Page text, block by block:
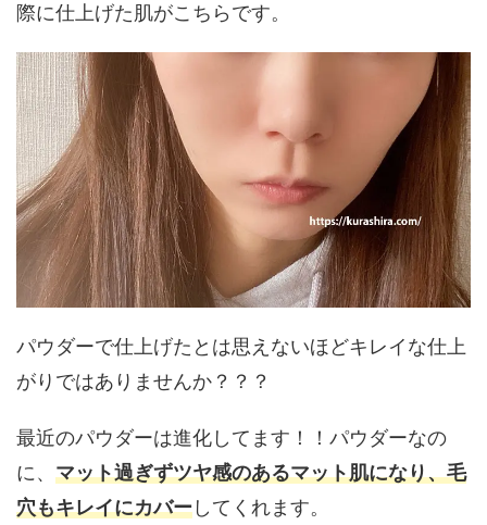
際に仕上げた肌がこちらです。
パウダーで仕上げたとは思えないほどキレイな仕上
がりではありませんか？？？
最近のパウダーは進化してます！！パウダーなの
に、 マット過ぎずツヤ感のあるマット肌になり、毛
穴もキレイにカバーしてくれます。